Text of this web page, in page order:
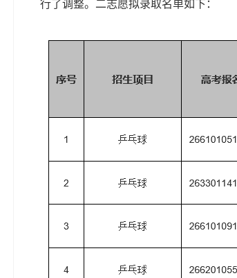
行了调整。二志愿拟录取名单如下：